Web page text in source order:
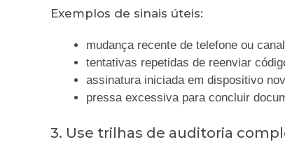
Exemplos de sinais úteis:
mudança recente de telefone ou
tentativas repetidas de reenviar
assinatura iniciada em dispositivo
pressa excessiva para concluir
3. Use trilhas de auditoria